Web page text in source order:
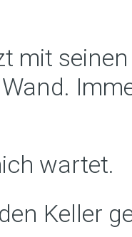
mit
wartet.
Keller